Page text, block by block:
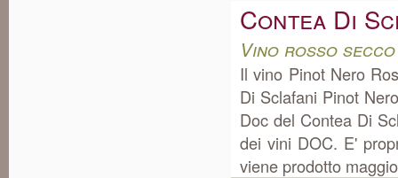
Contea Di
Vino rosso
Il vino Pinot Nero
Di Sclafani Pinot
Doc del Contea Di
dei vini DOC. E'
viene prodotto